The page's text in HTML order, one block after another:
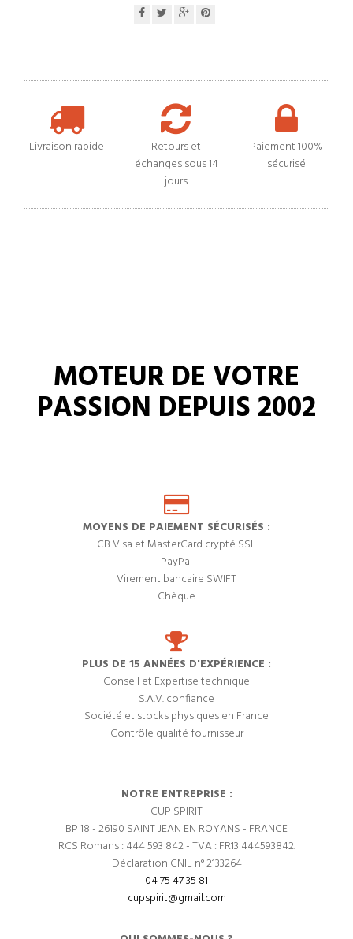
Livraison rapide
Retours et
échanges sous 14
jours
Paiement 100%
sécurisé
MOTEUR DE VOTRE
PASSION DEPUIS 2002
MOYENS DE PAIEMENT SÉCURISÉS :
CB Visa et MasterCard crypté SSL
PayPal
Virement bancaire SWIFT
Chèque
PLUS DE 15 ANNÉES D'EXPÉRIENCE :
Conseil et Expertise technique
S.A.V. confiance
Société et stocks physiques en France
Contrôle qualité fournisseur
NOTRE ENTREPRISE :
CUP SPIRIT
BP 18 - 26190 SAINT JEAN EN ROYANS - FRANCE
RCS Romans : 444 593 842 - TVA : FR13 444593842.
Déclaration CNIL n° 2133264
04 75 47 35 81
cupspirit@gmail.com